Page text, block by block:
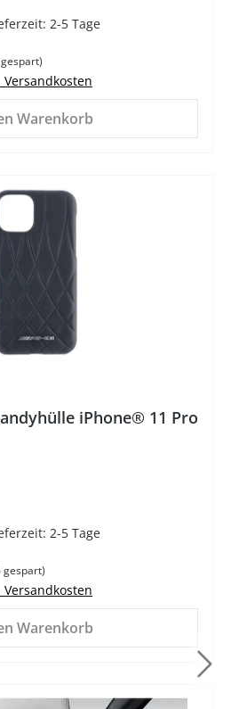
2-5 Tage
Warenkorb
iPhone® 11 Pro
2-5 Tage
gespart)
Warenkorb